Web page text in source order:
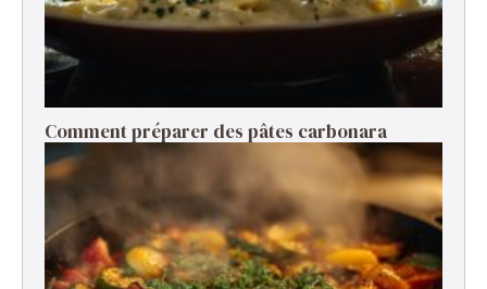
Comment préparer des pâtes carbonara ​